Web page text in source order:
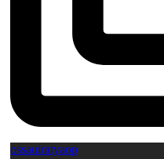
ossauiratyaop